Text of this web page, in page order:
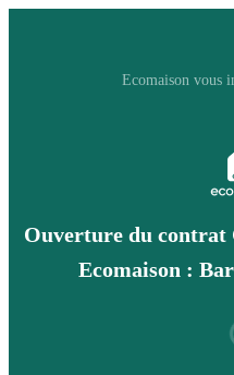
Ecomaison vous
Ouverture du contrat
Ecomaison :